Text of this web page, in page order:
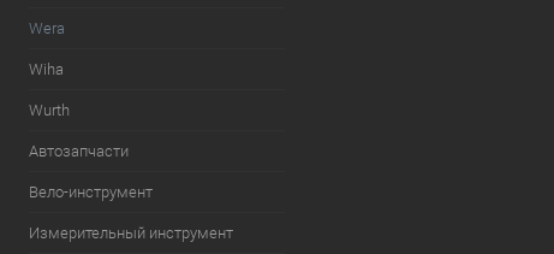
Wera
Wiha
Wurth
Автозапчасти
Вело-инструмент
Измерительный инструмент